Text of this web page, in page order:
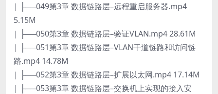
| ├──049第3章 数据链路层–远程重启服务器.mp4
5.15M
| ├──050第3章 数据链路层–验证VLAN.mp4 28.61M
| ├──051第3章 数据链路层–VLAN干道链路和访问链
路.mp4 14.78M
| ├──052第3章 数据链路层–扩展以太网.mp4 17.14M
| ├──053第3章 数据链路层–交换机上实现的接入安